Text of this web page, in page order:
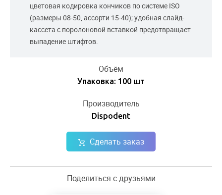
Объём
Упаковка: 100 шт
Производитель
Dispodent
Сделать заказ
Поделиться с друзьями
цветовая кодировка кончиков по системе ISO
(размеры 08-50, ассорти 15-40); удобная слайд-
кассета с поролоновой вставкой предотвращает
выпадение штифтов.